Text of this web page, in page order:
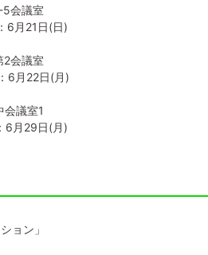
会議室
6月21日(日)
会議室
6月22日(月)
議室1
6月29日(月)
ョン」